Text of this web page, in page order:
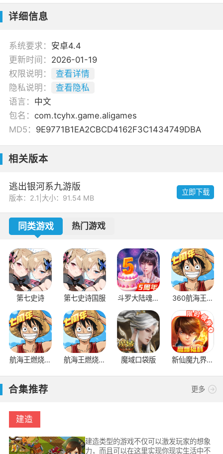
详细信息
系统要求： 安卓4.4
更新时间： 2026-01-19
权限说明：
查看详情
隐私说明：
查看隐私
语言： 中文
包名： com.tcyhx.game.aligames
MD5： 9E9771B1EA2CBCD4162F3C1434749DBA
相关版本
逃出银河系九游版
版本：2.1 大小：91.54 MB
立即下载
同类游戏 热门游戏
第七史诗 第七史诗国服
斗罗大陆魂师
对决BT服国
际版
360航海王燃
烧意志
航海王燃烧意
航海王燃烧意
魔域口袋版
新仙魔九界互
合集推荐 更多
建造
建造类型的游戏不仅可以激发玩家的想象
力，而且可以在这里实现你现实生活中不